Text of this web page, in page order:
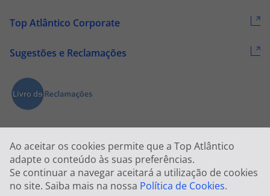
Ao aceitar os cookies permite que a Top Atlântico
adapte o conteúdo às suas preferências.
Se continuar a navegar aceitará a utilização de cookies
no site. Saiba mais na nossa Política de Cookies.
Top Atlântico Corporate
Sugestões e Reclamações
2026 © Todos os direitos reservados:Top Atlântico, Viagens e Turismo